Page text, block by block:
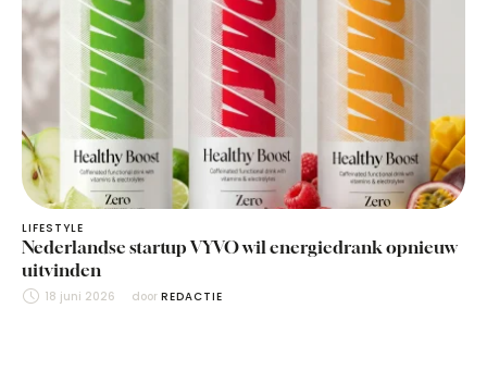
LIFESTYLE
Nederlandse startup VYVO wil energiedrank opnieuw
uitvinden
18 juni 2026 door REDACTIE